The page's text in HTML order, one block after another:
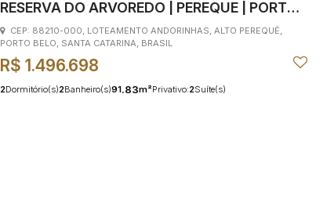
RESERVA DO ARVOREDO | PEREQUE | PORTO
R$ 1.496.698
CEP: 88210-000 LOTEAMENTO ANDORINHAS ALTO PEREQUÊ
PORTO BELO SANTA CATARINA BRASIL
2Dormitório(s)2Banheiro(s) Privativo:
91.83m² 2Suíte(s)